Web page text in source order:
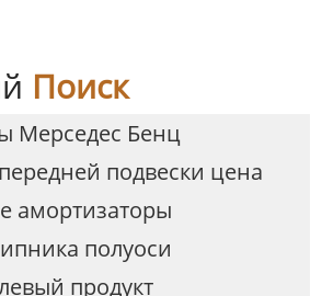
Поиск
Мерседес Бенц
подвески цена
амортизаторы
полуоси
продукт